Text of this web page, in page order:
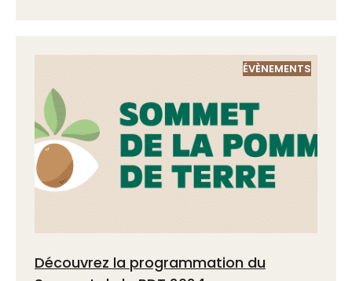
ÉVÈNEMENTS
Découvrez la programmation du